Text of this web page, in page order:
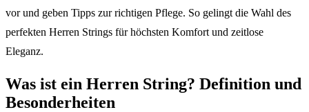
vor und geben Tipps zur richtigen Pflege. So gelingt die Wahl des
perfekten Herren Strings für höchsten Komfort und zeitlose
Eleganz.
Was ist ein Herren String? Definition und
Besonderheiten